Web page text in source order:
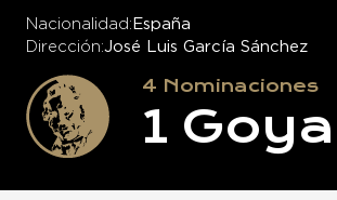
Nacionalidad España
Dirección José Luis García Sánchez
4 Nominaciones
1 Goya